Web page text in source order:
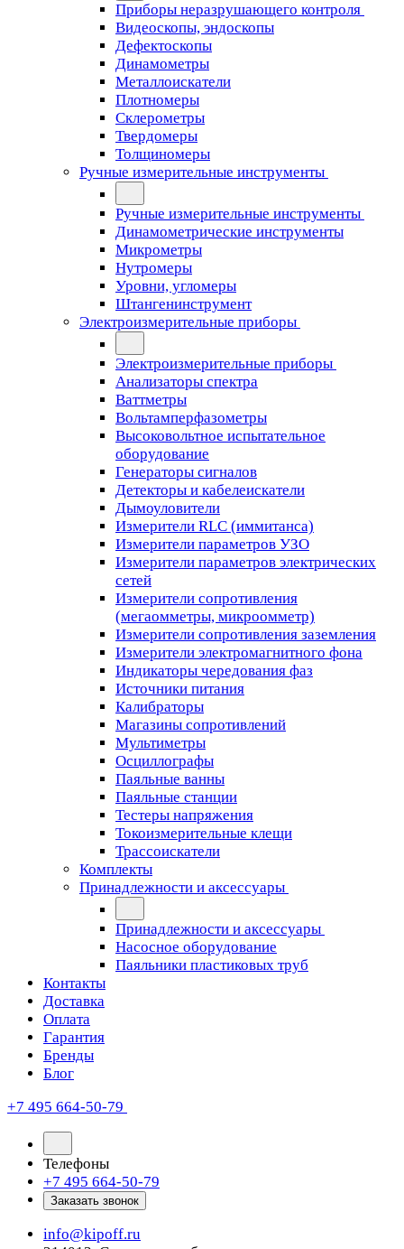
Приборы неразрушающего контроля
Видеоскопы, эндоскопы
Дефектоскопы
Динамометры
Металлоискатели
Плотномеры
Склерометры
Твердомеры
Толщиномеры
Ручные измерительные инструменты
Ручные измерительные инструменты
Динамометрические инструменты
Микрометры
Нутромеры
Уровни, угломеры
Штангенинструмент
Электроизмерительные приборы
Электроизмерительные приборы
Анализаторы спектра
Ваттметры
Вольтамперфазометры
Высоковольтное испытательное
оборудование
Генераторы сигналов
Детекторы и кабелеискатели
Дымоуловители
Измерители RLC (иммитанса)
Измерители параметров УЗО
Измерители параметров электрических
сетей
Измерители сопротивления
(мегаомметры, микроомметр)
Измерители сопротивления заземления
Измерители электромагнитного фона
Индикаторы чередования фаз
Источники питания
Калибраторы
Магазины сопротивлений
Мультиметры
Осциллографы
Паяльные ванны
Паяльные станции
Тестеры напряжения
Токоизмерительные клещи
Трассоискатели
Комплекты
Принадлежности и аксессуары
Принадлежности и аксессуары
Насосное оборудование
Паяльники пластиковых труб
Контакты
Доставка
Оплата
Гарантия
Бренды
Блог
+7 495 664-50-79
Телефоны
+7 495 664-50-79
Заказать звонок
info@kipoff.ru